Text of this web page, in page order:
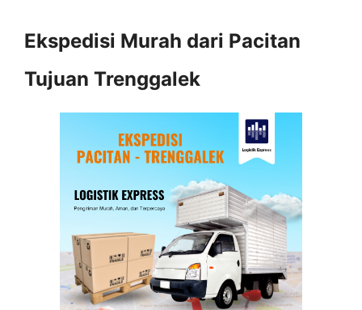
Ekspedisi Murah dari Pacitan
Tujuan Trenggalek